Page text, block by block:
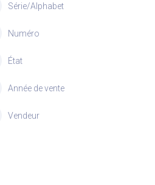
Série/Alphabet
Numéro
État
Année de vente
Vendeur